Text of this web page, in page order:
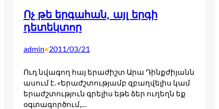
Ոչ թե երգահան, այլ երգի
դետեկտոր
admin•2011/03/21
Ուդ նվագող հայ երաժիշտ Արա Դինքժիյանն
ասում է. «Երաժշտությամբ զբաղվելիս կամ
երաժշտություն գրելիս եթե ձեր ուղեղն եք
օգտագործում,…